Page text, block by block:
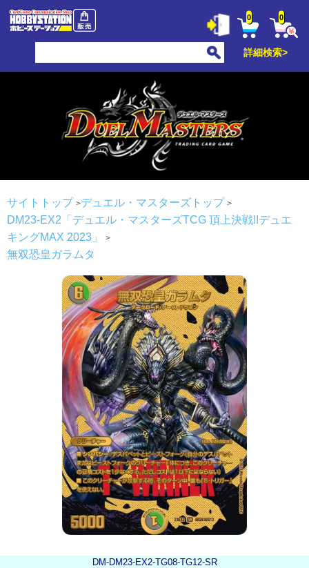
0 0
詳細検索>
サイトトップ
デュエル・マスターズトップ
DM23-EX2「デュエル・マスターズTCG 頂上決戦!!デュエ
キングMAX 2023」
無双恐皇ガラムタ
DM-DM23-EX2-TG08-TG12-SR